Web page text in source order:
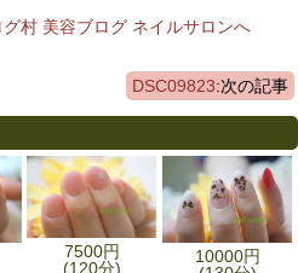
DSC09823:次の記事
7500円
(120分)
10000円